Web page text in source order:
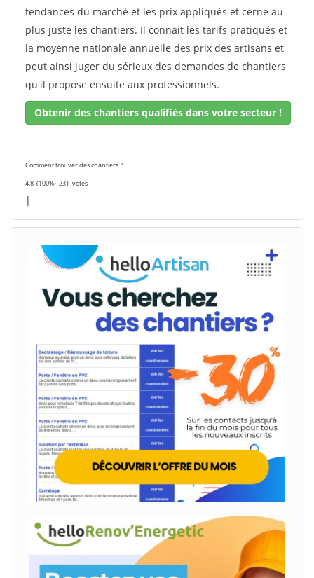
tendances du marché et les prix appliqués et cerne au
plus juste les chantiers. Il connait les tarifs pratiqués et
la moyenne nationale annuelle des prix des artisans et
peut ainsi juger du sérieux des demandes de chantiers
qu'il propose ensuite aux professionnels.
Obtenir des chantiers qualifiés dans votre secteur !
Comment trouver des chantiers ?
4,8 (100%) 231 votes
|